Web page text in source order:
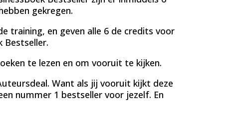
gekregen.
training, en geven alle 6 de credits voor
Bestseller.
te lezen en om vooruit te kijken.
Want als jij vooruit kijkt deze
nummer 1 bestseller voor jezelf. En